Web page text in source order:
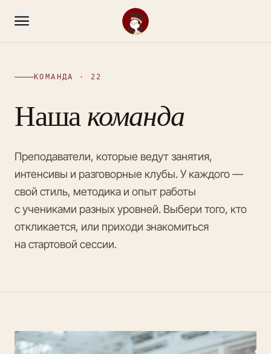
КОМАНДА · 22
Нашакоманда
Преподаватели, которые ведут занятия,
интенсивы и разговорные клубы. У каждого —
свой стиль, методика и опыт работы
с учениками разных уровней. Выбери того, кто
откликается, или приходи знакомиться
на стартовой сессии.